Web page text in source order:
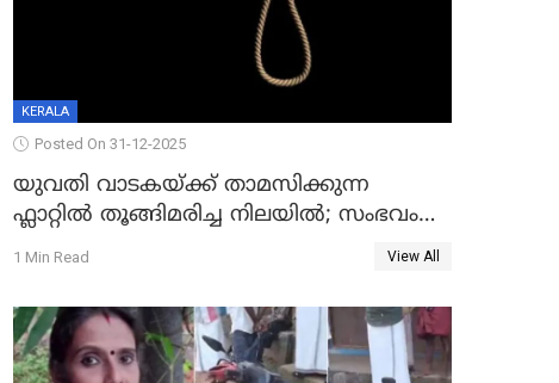
KERALA
Posted On 31-12-2025
യുവതി വാടകയ്ക്ക് താമസിക്കുന്ന
ഫ്ലാറ്റില്‍ തൂങ്ങിമരിച്ച നിലയില്‍; സംഭവം
കൈതപ്പൊയിലില്‍
1 Min Read View All